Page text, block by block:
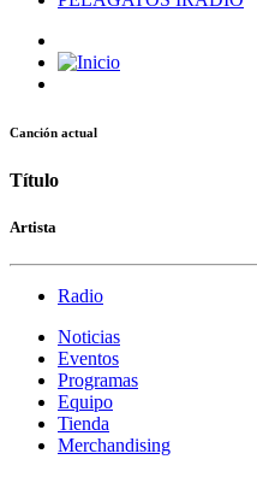
Canción actual
Título
Artista
Radio
Noticias
Eventos
Programas
Equipo
Tienda
Merchandising